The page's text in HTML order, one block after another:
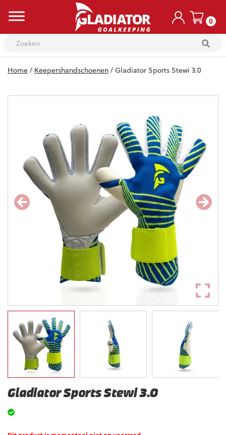
0
Home/ Keepershandschoenen/ Gladiator Sports Stewi 3.0
Gladiator Sports Stewi 3.0